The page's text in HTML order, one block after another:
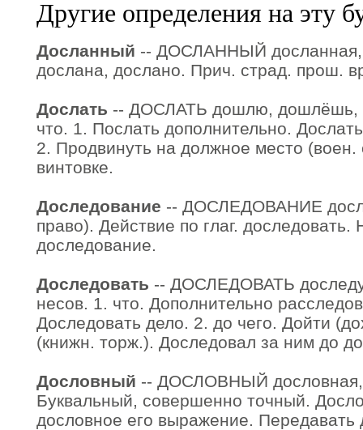
Другие определения на эту
Досланный -- ДОСЛАННЫЙ досланная,
дослана, дослано. Прич. страд. прош.
Дослать -- ДОСЛАТЬ дошлю, дошлёшь,
что. 1. Послать дополнительно.
2. Продвинуть на должное место (воен.
винтовке.
Доследование -- ДОСЛЕДОВАНИЕ
право). Действие по глаг. доследовать.
доследование.
Доследовать -- ДОСЛЕДОВАТЬ
несов. 1. что. Дополнительно
Доследовать дело. 2. до чего. Дойти
(книжн. торж.). Доследовал за ним до
Дословный -- ДОСЛОВНЫЙ дословная,
Буквальный, совершенно точный.
дословное его выражение. Передавать